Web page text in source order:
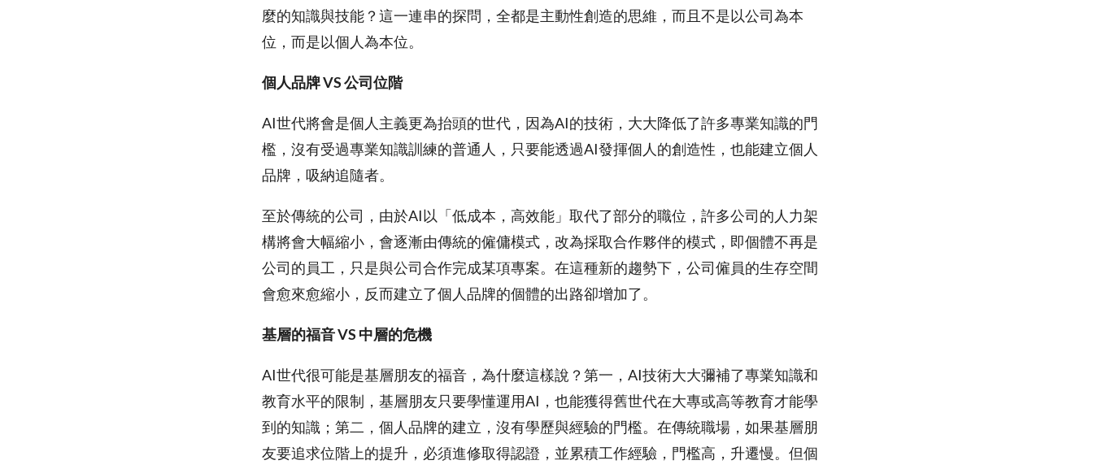
麼的知識與技能？這一連串的探問，全都是主動性創造的思維，而且不是以公司為本
位，而是以個人為本位。
個人品牌 VS 公司位階
AI世代將會是個人主義更為抬頭的世代，因為AI的技術，大大降低了許多專業知識的門
檻，沒有受過專業知識訓練的普通人，只要能透過AI發揮個人的創造性，也能建立個人
品牌，吸納追隨者。
至於傳統的公司，由於AI以「低成本，高效能」取代了部分的職位，許多公司的人力架
構將會大幅縮小，會逐漸由傳統的僱傭模式，改為採取合作夥伴的模式，即個體不再是
公司的員工，只是與公司合作完成某項專案。在這種新的趨勢下，公司僱員的生存空間
會愈來愈縮小，反而建立了個人品牌的個體的出路卻增加了。
基層的福音 VS 中層的危機
AI世代很可能是基層朋友的福音，為什麼這樣說？第一，AI技術大大彌補了專業知識和
教育水平的限制，基層朋友只要學懂運用AI，也能獲得舊世代在大專或高等教育才能學
到的知識；第二，個人品牌的建立，沒有學歷與經驗的門檻。在傳統職場，如果基層朋
友要追求位階上的提升，必須進修取得認證，並累積工作經驗，門檻高，升遷慢。但個